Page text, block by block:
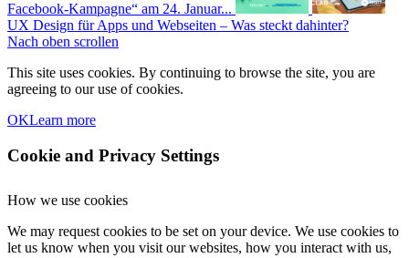
Facebook-Kampagne“ am 24. Januar...
UX Design für Apps und Webseiten – Was steckt dahinter?
Nach oben scrollen
This site uses cookies. By continuing to browse the site, you are
agreeing to our use of cookies.
OKLearn more
Cookie and Privacy Settings
How we use cookies
We may request cookies to be set on your device. We use cookies to
let us know when you visit our websites, how you interact with us,